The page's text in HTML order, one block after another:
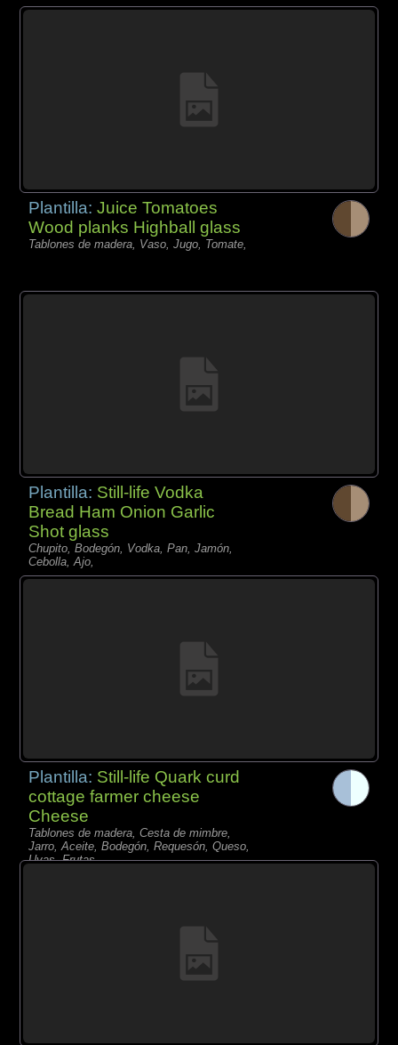
Plantilla:Juice Tomatoes
Wood planks Highball glass
Tablones de madera, Vaso, Jugo, Tomate,
Plantilla: Still-life Vodka
Bread Ham Onion Garlic
Shot glass
Chupito, Bodegón, Vodka, Pan, Jamón,
Cebolla, Ajo,
Plantilla: Still-life Quark curd
cottage farmer cheese
Cheese
Tablones de madera, Cesta de mimbre,
Jarro, Aceite, Bodegón, Requesón, Queso,
Uvas, Frutas,